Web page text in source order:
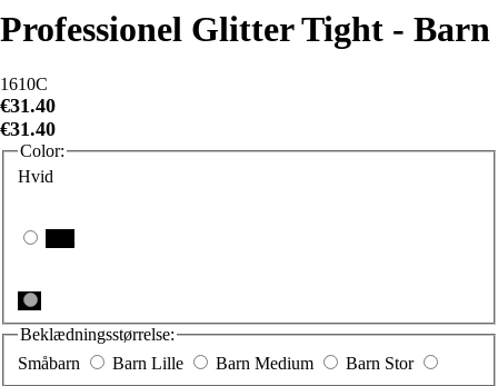
Professionel Glitter Tight - Barn
1610C
€31.40
€31.40
Color:
Hvid
Beklædningsstørrelse:
Småbarn
Barn Lille Barn Medium
Barn Stor